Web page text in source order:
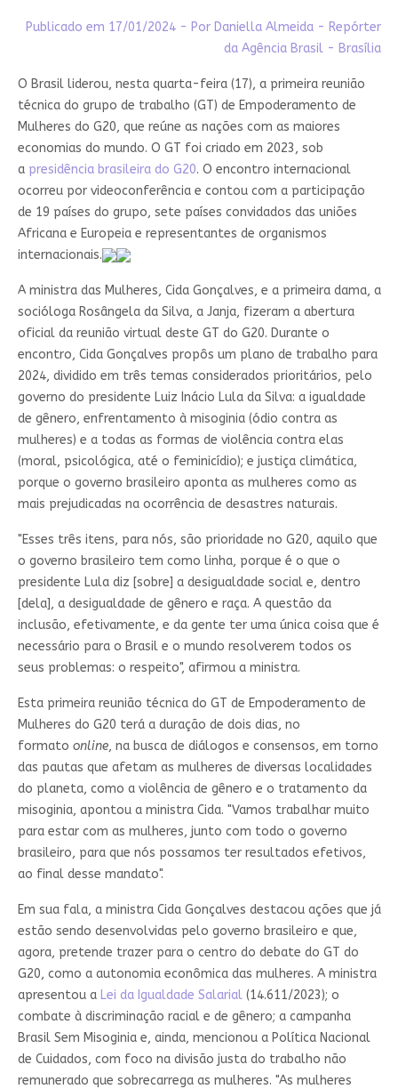
Publicado em 17/01/2024 - Por Daniella Almeida - Repórter
da Agência Brasil - Brasília
O Brasil liderou, nesta quarta-feira (17), a primeira reunião
técnica do grupo de trabalho (GT) de Empoderamento de
Mulheres do G20, que reúne as nações com as maiores
economias do mundo. O GT foi criado em 2023, sob
a presidência brasileira do G20. O encontro internacional
ocorreu por videoconferência e contou com a participação
de 19 países do grupo, sete países convidados das uniões
Africana e Europeia e representantes de organismos
internacionais.
A ministra das Mulheres, Cida Gonçalves, e a primeira dama, a
socióloga Rosângela da Silva, a Janja, fizeram a abertura
oficial da reunião virtual deste GT do G20. Durante o
encontro, Cida Gonçalves propôs um plano de trabalho para
2024, dividido em três temas considerados prioritários, pelo
governo do presidente Luiz Inácio Lula da Silva: a igualdade
de gênero, enfrentamento à misoginia (ódio contra as
mulheres) e a todas as formas de violência contra elas
(moral, psicológica, até o feminicídio); e justiça climática,
porque o governo brasileiro aponta as mulheres como as
mais prejudicadas na ocorrência de desastres naturais.
"Esses três itens, para nós, são prioridade no G20, aquilo que
o governo brasileiro tem como linha, porque é o que o
presidente Lula diz [sobre] a desigualdade social e, dentro
[dela], a desigualdade de gênero e raça. A questão da
inclusão, efetivamente, e da gente ter uma única coisa que é
necessário para o Brasil e o mundo resolverem todos os
seus problemas: o respeito", afirmou a ministra.
Esta primeira reunião técnica do GT de Empoderamento de
Mulheres do G20 terá a duração de dois dias, no
formato online, na busca de diálogos e consensos, em torno
das pautas que afetam as mulheres de diversas localidades
do planeta, como a violência de gênero e o tratamento da
misoginia, apontou a ministra Cida. "Vamos trabalhar muito
para estar com as mulheres, junto com todo o governo
brasileiro, para que nós possamos ter resultados efetivos,
ao final desse mandato".
Em sua fala, a ministra Cida Gonçalves destacou ações que já
estão sendo desenvolvidas pelo governo brasileiro e que,
agora, pretende trazer para o centro do debate do GT do
G20, como a autonomia econômica das mulheres. A ministra
apresentou a Lei da Igualdade Salarial(14.611/2023); o
combate à discriminação racial e de gênero; a campanha
Brasil Sem Misoginia e, ainda, mencionou a Política Nacional
de Cuidados, com foco na divisão justa do trabalho não
remunerado que sobrecarrega as mulheres. "As mulheres